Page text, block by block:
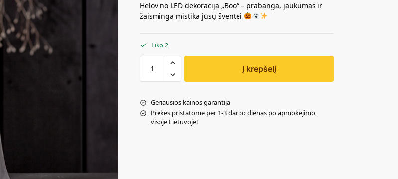
Helovino LED dekoracija „Boo“ – prabanga, jaukumas ir
žaisminga mistika jūsų šventei
Liko 2
Į krepšelį
Geriausios kainos garantija
Prekes pristatome per 1-3 darbo dienas po apmokėjimo,
visoje Lietuvoje!